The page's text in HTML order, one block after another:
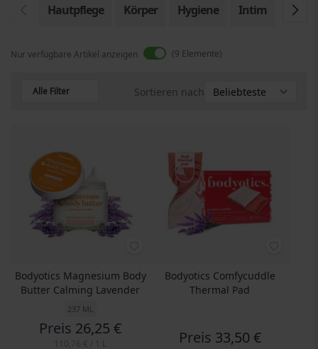
Hautpflege Körper Hygiene Intim
Nur verfügbare Artikel anzeigen 9 Elemente
Alle Filter Sortieren nach
Bodyotics Magnesium Body
Butter Calming Lavender
237 ML
Preis 26,25 €
Bodyotics Comfycuddle
Thermal Pad
Preis 33,50 €